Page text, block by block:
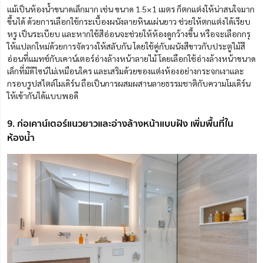
แม้เป็นห้องน้ำขนาดเล็กมาก เช่น ขนาด 1.5×1 เมตร ก็ตกแต่งให้น่าสนใจมาก
ขึ้นได้ ด้วยการเลือกใช้กระเบื้องผนังลายหินแผ่นยาว ช่วยให้ตกแต่งได้เรียบ
หรู เป็นระเบียบ และหากใช้สีอ่อนจะช่วยให้ห้องดูกว้างขึ้น หรือจะเลือกกรุ
ให้แปลกใหม่ด้วยการจัดวางให้สลับกัน โดยใช้คู่กับผนังสีขาวกับประตูไม้สี
อ่อนที่แมทช์กับเคาน์เตอร์อ่างล้างหน้าลายไม้ โดยเลือกใช้อ่างล้างหน้าขนาด
เล็กที่มีดีไซน์ไม่เหมือนใคร และเสริมด้วยของแต่งห้องอย่างกระจกเงาและ
กรอบรูปสไตล์โมเดิร์น ถือเป็นการผสมผสานลายธรรมชาติกับความโมเดิร์น
ให้เข้ากันได้แบบพอดี
9. ก่อเคาน์เตอร์แนวยาวและอ่างล้างหน้าแบบฝัง เพิ่มพื้นที่ใน
ห้องน้ำ